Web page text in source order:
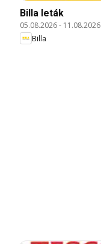
Billa leták
05.08.2026- 11.08.2026
Billa